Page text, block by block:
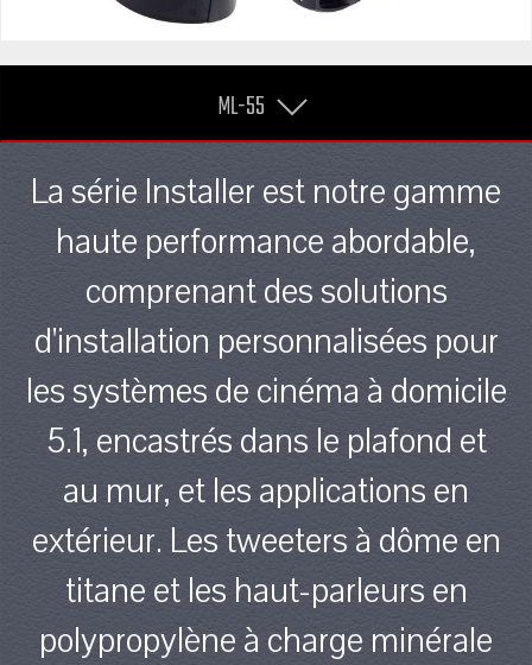
ML-55
La série Installer est notre gamme
haute performance abordable,
comprenant des solutions
d'installation personnalisées pour
les systèmes de cinéma à domicile
5.1, encastrés dans le plafond et
au mur, et les applications en
extérieur. Les tweeters à dôme en
titane et les haut-parleurs en
polypropylène à charge minérale